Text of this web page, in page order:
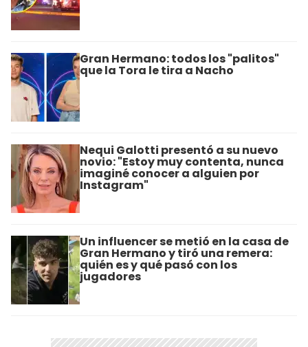
Gran Hermano: todos los "palitos"
que la Tora le tira a Nacho
Nequi Galotti presentó a su nuevo
novio: "Estoy muy contenta, nunca
imaginé conocer a alguien por
Instagram"
Un influencer se metió en la casa de
Gran Hermano y tiró una remera:
quién es y qué pasó con los
jugadores